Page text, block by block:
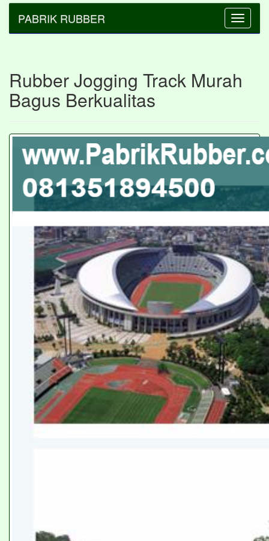
Toggle
PABRIK RUBBER
Rubber Jogging Track Murah
Bagus Berkualitas